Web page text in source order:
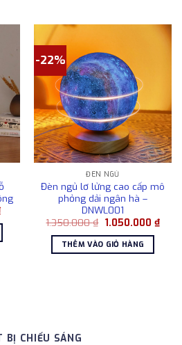
Giá
hiện
tại
315.000 ₫.
-22%
ĐÈN NGỦ
Đèn ngủ lơ lửng cao cấp mô
phỏng dải ngân hà –
DNWL001
1.350.000₫ Giá
là:
1.350.000 ₫.
1.050.000 ₫Giá
hiện
THÊM VÀO GIỎ HÀNG
BỊ CHIẾU SÁNG